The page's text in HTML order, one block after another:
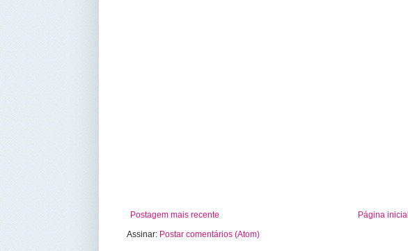
Postagem mais recente
Página inicial
Assinar: Postar comentários (Atom)